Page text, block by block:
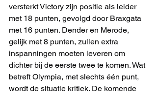
versterkt Victory zijn positie als leider
met 18 punten, gevolgd door Braxgata
met 16 punten. Dender en Merode,
gelijk met 8 punten, zullen extra
inspanningen moeten leveren om
dichter bij de eerste twee te komen. Wat
betreft Olympia, met slechts één punt,
wordt de situatie kritiek. De komende